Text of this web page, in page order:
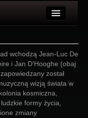
wchodzą Jean-Luc De
i Jan D'Hooghe (obaj
został
wizją świata w
kosmiczna,
formy życia,
zmiany